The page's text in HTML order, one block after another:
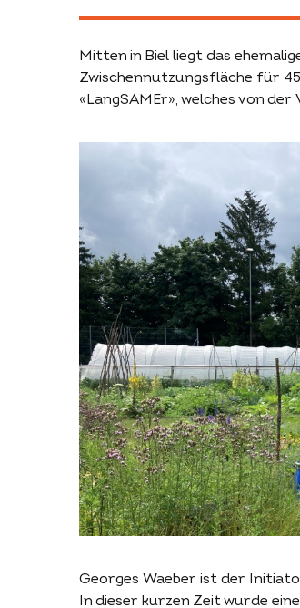
Mitten in Biel liegt das
Zwischennutzungsfläche für
«LangSAMEr», welches von
Georges Waeber ist der
In dieser kurzen Zeit wurde